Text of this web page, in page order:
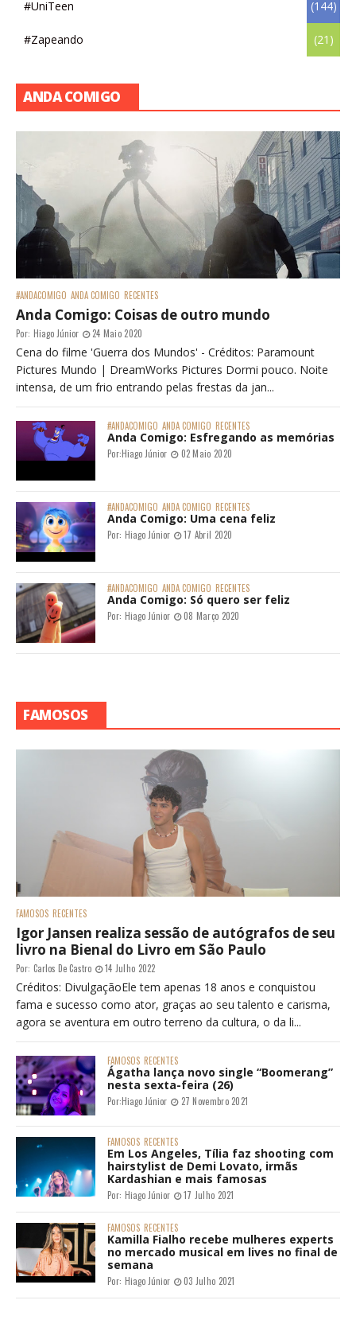
#UniTeen (144)
#Zapeando (21)
ANDA COMIGO
#ANDACOMIGO ANDA COMIGO RECENTES
Anda Comigo: Coisas de outro mundo
Por: Hiago Júnior 24 Maio 2020
Cena do filme 'Guerra dos Mundos' - Créditos: Paramount
Pictures Mundo | DreamWorks Pictures Dormi pouco. Noite
intensa, de um frio entrando pelas frestas da jan...
#ANDACOMIGO ANDA COMIGO RECENTES
Anda Comigo: Esfregando as memórias
Por:Hiago Júnior 02 Maio 2020
#ANDACOMIGO ANDA COMIGO RECENTES
Anda Comigo: Uma cena feliz
Por: Hiago Júnior 17 Abril 2020
#ANDACOMIGO ANDA COMIGO RECENTES
Anda Comigo: Só quero ser feliz
Por: Hiago Júnior 08 Março 2020
FAMOSOS
FAMOSOS RECENTES
Igor Jansen realiza sessão de autógrafos de seu
livro na Bienal do Livro em São Paulo
Por: Carlos De Castro 14 Julho 2022
Créditos: DivulgaçãoEle tem apenas 18 anos e conquistou
fama e sucesso como ator, graças ao seu talento e carisma,
agora se aventura em outro terreno da cultura, o da li...
FAMOSOS RECENTES
Ágatha lança novo single “Boomerang”
nesta sexta-feira (26)
Por:Hiago Júnior 27 Novembro 2021
FAMOSOS RECENTES
Em Los Angeles, Tília faz shooting com
hairstylist de Demi Lovato, irmãs
Kardashian e mais famosas
Por: Hiago Júnior 17 Julho 2021
FAMOSOS RECENTES
Kamilla Fialho recebe mulheres experts
no mercado musical em lives no final de
semana
Por: Hiago Júnior 03 Julho 2021